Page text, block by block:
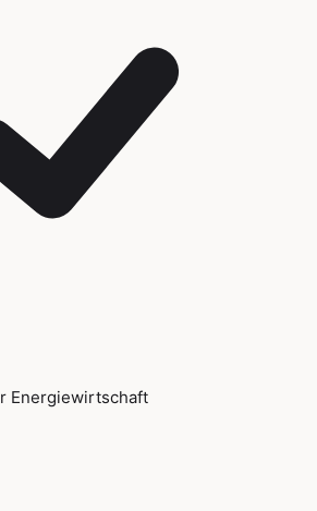
Energiewirtschaft